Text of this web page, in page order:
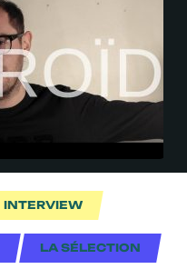
INTERVIEW
LA SÉLECTION